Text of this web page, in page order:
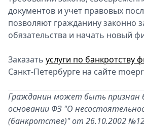
документов и учет правовых
позволяют гражданину законно
обязательства и начать новый
Заказать услуги по банкротству
Санкт-Петербурге на сайте
Гражданин может быть признан
основании ФЗ "О
(банкротстве)" от 26.10.2002